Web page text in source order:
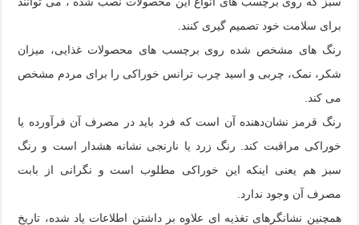
برای سلامت خود تصمیم گیری کنند.
رنگ های مشخص شده روی برچسب های محصولات غذایی، میزان
شکر، نمک، چربی و اسید چرب ترانس خوراکی را برای مردم مشخص
می کند.
رنگ قرمز نشان‌دهنده آن است که فرد باید در مصرف آن فرآورده یا
خوراکی مراقبت کند. رنگ زرد یا نارنجی نشانه هشدار است و رنگ
سبز هم یعنی اینکه این خوراکی مطلوب است و نگرانی از بابت
مصرف آن وجود ندارد.
همچنین نشانگرهای تغذیه ای علاوه بر داشتن اطلاعات یاد شده، تاریخ